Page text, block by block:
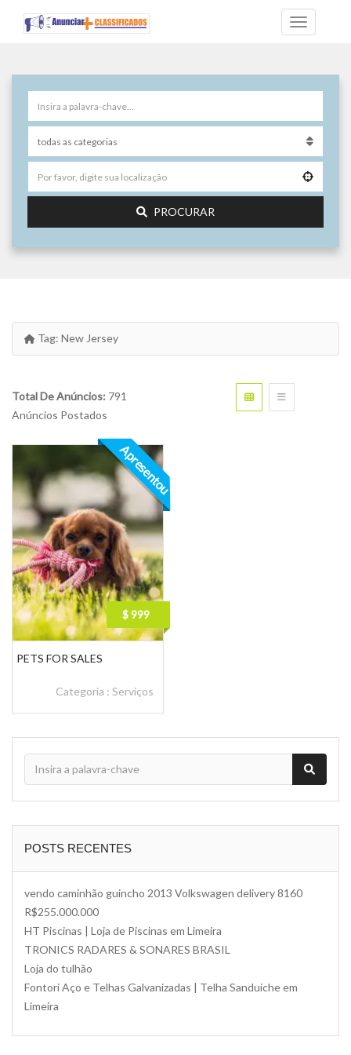
PROCURAR
Tag: New Jersey
Total De Anúncios: 791
Anúncios Postados
Apresentou
$ 999
PETS FOR SALES
Categoria : Serviços
POSTS RECENTES
vendo caminhão guincho 2013 Volkswagen delivery 8160
R$255.000.000
HT Piscinas | Loja de Piscinas em Limeira
TRONICS RADARES & SONARES BRASIL
Loja do tulhão
Fontori Aço e Telhas Galvanizadas | Telha Sanduiche em
Limeira